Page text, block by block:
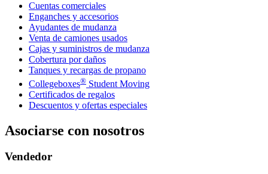
Cuentas comerciales
Enganches y accesorios
Ayudantes de mudanza
Venta de camiones usados
Cajas y suministros de mudanza
Cobertura por daños
Tanques y recargas de propano
Collegeboxes® Student Moving
Certificados de regalos
Descuentos y ofertas especiales
Asociarse con nosotros
Vendedor